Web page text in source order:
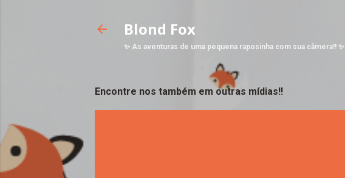
Blond Fox
✨ As aventuras de uma pequena raposinha com sua câmera!! ✨
Encontre nos também em outras mídias!!